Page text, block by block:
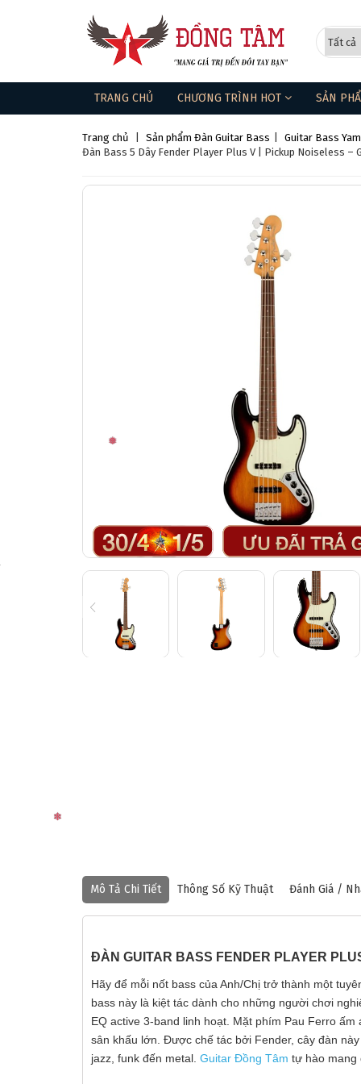
TRANG CHỦ CHƯƠNG TRÌNH HOT SẢN
Trang chủ Sản phẩm Đàn Guitar Bass
Guitar Bass
Đàn Bass 5 Dây Fender Player Plus V | Pickup Noiseless –
Mô Tả Chi Tiết Thông Số Kỹ Thuật Đánh Giá /
ĐÀN GUITAR BASS FENDER PLAYER
Hãy để mỗi nốt bass của Anh/Chị trở thành một
bass này là kiệt tác dành cho những người chơi
EQ active 3-band linh hoạt. Mặt phím Pau Ferro
sân khấu lớn. Được chế tác bởi Fender, cây đàn
jazz, funk đến metal. Guitar Đồng Tâm tự hào mang